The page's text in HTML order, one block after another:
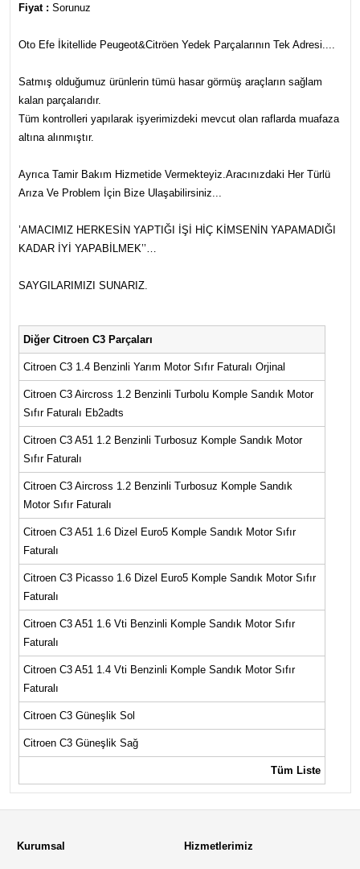
Fiyat : Sorunuz
Oto Efe İkitellide Peugeot&Citröen Yedek Parçalarının Tek Adresi....
Satmış olduğumuz ürünlerin tümü hasar görmüş araçların sağlam
kalan parçalarıdır.
Tüm kontrolleri yapılarak işyerimizdeki mevcut olan raflarda muafaza
altına alınmıştır.
Ayrıca Tamir Bakım Hizmetide Vermekteyiz.Aracınızdaki Her Türlü
Arıza Ve Problem İçin Bize Ulaşabilirsiniz...
’AMACIMIZ HERKESİN YAPTIĞI İŞİ HİÇ KİMSENİN YAPAMADIĞI
KADAR İYİ YAPABİLMEK’’…
SAYGILARIMIZI SUNARIZ.
Diğer Citroen C3 Parçaları
Citroen C3 1.4 Benzinli Yarım Motor Sıfır Faturalı Orjinal
Citroen C3 Aircross 1.2 Benzinli Turbolu Komple Sandık Motor
Sıfır Faturalı Eb2adts
Citroen C3 A51 1.2 Benzinli Turbosuz Komple Sandık Motor
Sıfır Faturalı
Citroen C3 Aircross 1.2 Benzinli Turbosuz Komple Sandık
Motor Sıfır Faturalı
Citroen C3 A51 1.6 Dizel Euro5 Komple Sandık Motor Sıfır
Faturalı
Citroen C3 Picasso 1.6 Dizel Euro5 Komple Sandık Motor Sıfır
Faturalı
Citroen C3 A51 1.6 Vti Benzinli Komple Sandık Motor Sıfır
Faturalı
Citroen C3 A51 1.4 Vti Benzinli Komple Sandık Motor Sıfır
Faturalı
Citroen C3 Güneşlik Sol
Citroen C3 Güneşlik Sağ
Tüm Liste
Kurumsal Hizmetlerimiz